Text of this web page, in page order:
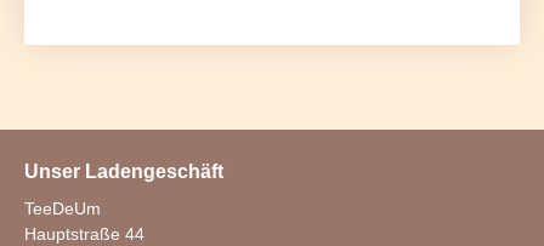
Unser Ladengeschäft
TeeDeUm
Hauptstraße 44